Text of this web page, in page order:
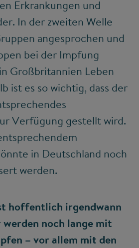
Erkrankungen und
In der zweiten Welle
angesprochen und
bei der Impfung
Großbritannien Leben
ist es so wichtig, dass der
Verfügung gestellt wird.
in Deutschland noch
werden.
hoffentlich irgendwann
noch lange mit
– vor allem mit den